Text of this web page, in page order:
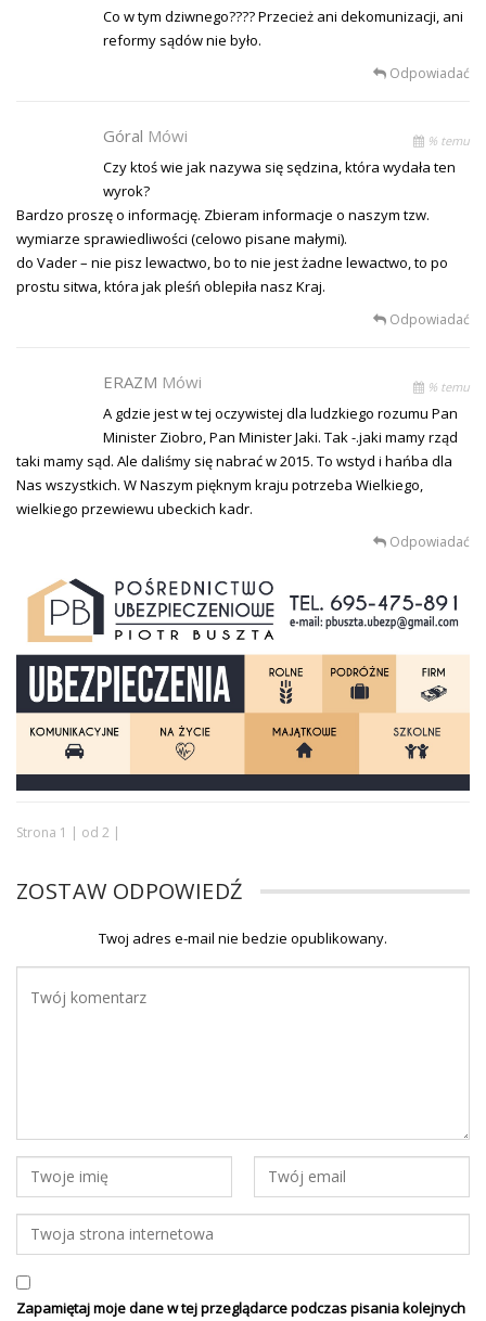
Co w tym dziwnego???? Przecież ani dekomunizacji, ani
reformy sądów nie było.
Odpowiadać
Góral Mówi % temu
Czy ktoś wie jak nazywa się sędzina, która wydała ten
wyrok?
Bardzo proszę o informację. Zbieram informacje o naszym tzw.
wymiarze sprawiedliwości (celowo pisane małymi).
do Vader – nie pisz lewactwo, bo to nie jest żadne lewactwo, to po
prostu sitwa, która jak pleśń oblepiła nasz Kraj.
Odpowiadać
ERAZM Mówi % temu
A gdzie jest w tej oczywistej dla ludzkiego rozumu Pan
Minister Ziobro, Pan Minister Jaki. Tak -.jaki mamy rząd
taki mamy sąd. Ale daliśmy się nabrać w 2015. To wstyd i hańba dla
Nas wszystkich. W Naszym pięknym kraju potrzeba Wielkiego,
wielkiego przewiewu ubeckich kadr.
Odpowiadać
Strona 1 | od 2 |
ZOSTAW ODPOWIEDŹ
Twoj adres e-mail nie bedzie opublikowany.
Zapamiętaj moje dane w tej przeglądarce podczas pisania kolejnych